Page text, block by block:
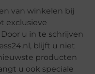
van winkelen bij
exclusieve
u in te schrijven
blijft u niet
producten
u ook speciale